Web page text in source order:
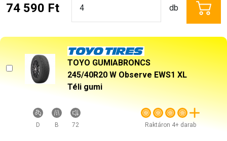
74 590 Ft db
TOYO GUMIABRONCS
245/40R20 W Observe EWS1 XL
Téli gumi
D B 72 Raktáron 4+ darab